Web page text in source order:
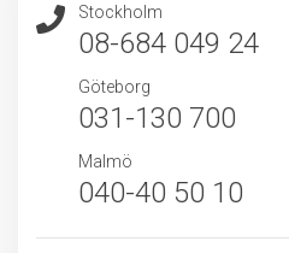
Stockholm
08-684 049 24
Göteborg
031-130 700
Malmö
040-40 50 10